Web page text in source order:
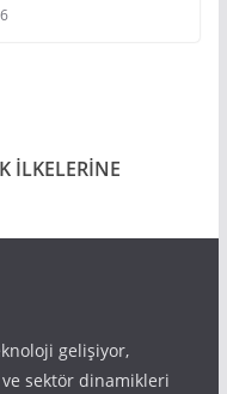
İLKELERİNE
gelişiyor,
sektör dinamikleri